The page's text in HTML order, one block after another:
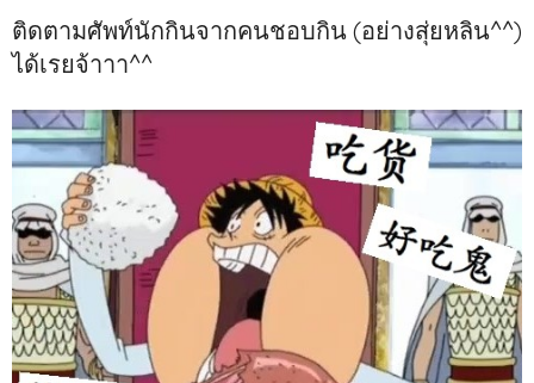
ติดตามศัพท์นักกินจากคนชอบกิน (อย่างสุ่ยหลิน^^)
ได้เรยจ้าาา^^